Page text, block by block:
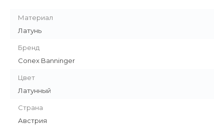
Материал
Латунь
Бренд
Conex Banninger
Цвет
Латунный
Страна
Австрия